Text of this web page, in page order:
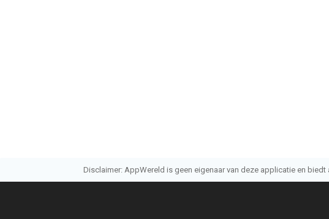
Disclaimer: AppWereld is geen eigenaar van deze applicatie en